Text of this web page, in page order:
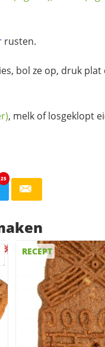
rusten.
bol ze op, druk
, melk of losgeklopt ei
25
RECEPT